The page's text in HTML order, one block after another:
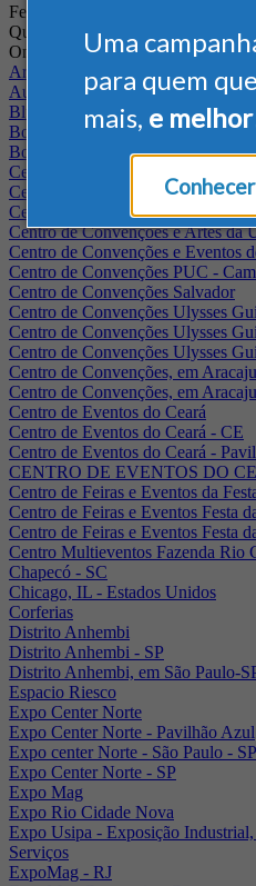
Uma
para quem
mais, e
Feiras
Quando
Onde
Arena Jaguariuna
Auditório Albano Franco - FIEPA
Blumenau - SC
BolognaFiere
Boulevard Olimpico - RJ
Centro Internacional de
Centro de Convenções - SE
Centro de Convenções de
Centro de Convenções e Artes da
Centro de Convenções e Eventos
Centro de Convenções PUC -
Centro de Convenções Salvador
Centro de Convenções Ulysses
Centro de Convenções Ulysses
Centro de Convenções Ulysses
Centro de Convenções, em Aracaju
Centro de Convenções, em
Centro de Eventos do Ceará
Centro de Eventos do Ceará - CE
Centro de Eventos do Ceará -
CENTRO DE EVENTOS DO
Centro de Feiras e Eventos da
Centro de Feiras e Eventos Festa
Centro de Feiras e Eventos Festa
Centro Multieventos Fazenda Rio
Chapecó - SC
Chicago, IL - Estados Unidos
Corferias
Distrito Anhembi
Distrito Anhembi - SP
Distrito Anhembi, em São Paulo-
Espacio Riesco
Expo Center Norte
Expo Center Norte - Pavilhão Azul
Expo center Norte - São Paulo - SP
Expo Center Norte - SP
Expo Mag
Expo Rio Cidade Nova
Expo Usipa - Exposição
Serviços
ExpoMag - RJ